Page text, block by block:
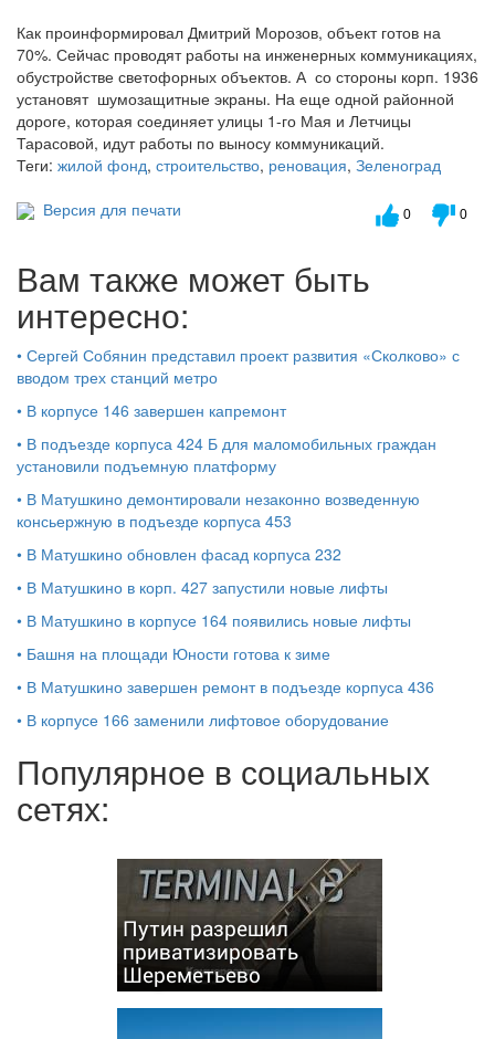
Как проинформировал Дмитрий Морозов, объект готов на
70%. Сейчас проводят работы на инженерных коммуникациях,
обустройстве светофорных объектов. А со стороны корп. 1936
установят шумозащитные экраны. На еще одной районной
дороге, которая соединяет улицы 1-го Мая и Летчицы
Тарасовой, идут работы по выносу коммуникаций.
Теги: жилой фонд, строительство, реновация, Зеленоград
Версия для печати
0 0
Вам также может быть
интересно:
• Сергей Собянин представил проект развития «Сколково» с
вводом трех станций метро
• В корпусе 146 завершен капремонт
• В подъезде корпуса 424 Б для маломобильных граждан
установили подъемную платформу
• В Матушкино демонтировали незаконно возведенную
консьержную в подъезде корпуса 453
• В Матушкино обновлен фасад корпуса 232
• В Матушкино в корп. 427 запустили новые лифты
• В Матушкино в корпусе 164 появились новые лифты
• Башня на площади Юности готова к зиме
• В Матушкино завершен ремонт в подъезде корпуса 436
• В корпусе 166 заменили лифтовое оборудование
Популярное в социальных
сетях:
Путин разрешил
приватизировать
Шереметьево